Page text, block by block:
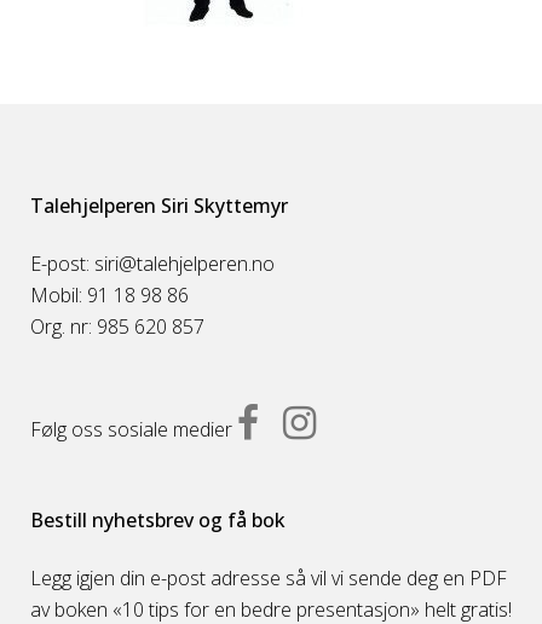
Talehjelperen Siri Skyttemyr
E-post: siri@talehjelperen.no
Mobil: 91 18 98 86
Org. nr: 985 620 857
Følg oss sosiale medier
Bestill nyhetsbrev og få bok
Legg igjen din e-post adresse så vil vi sende deg en PDF
av boken «10 tips for en bedre presentasjon» helt gratis!